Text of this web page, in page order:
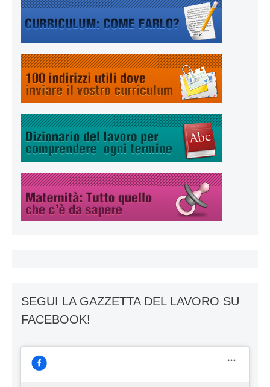
SEGUI LA GAZZETTA DEL LAVORO SU
FACEBOOK!